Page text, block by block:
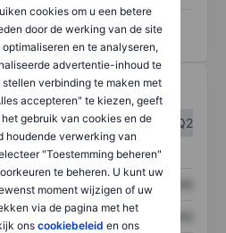
cookies om u een betere
door de werking van de site
en te analyseren,
advertentie-inhoud te
verbinding te maken met
accepteren" te kiezen, geeft
gebruik van cookies en de
houdende verwerking van
"Toestemming beheren"
te beheren. U kunt uw
moment wijzigen of uw
via de pagina met het
ons cookiebeleid en ons
/
Q1
Q2
XXXXXXX XXXXXXX
XXXXXXX XXXXXXX